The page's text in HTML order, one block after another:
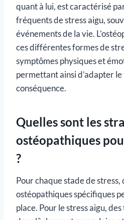
quant à lui, est caractérisé
fréquents de stress aigu,
événements de la vie.
ces différentes formes de
symptômes physiques et
permettant ainsi d’adapter
conséquence.
Quelles sont les
ostéopathiques
?
Pour chaque stade de stress,
ostéopathiques spécifiques
place. Pour le stress aigu,